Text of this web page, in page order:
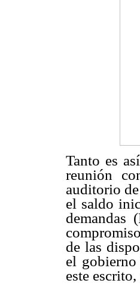
Tanto es
reunión
auditorio
el saldo
demandas
de las
el
este